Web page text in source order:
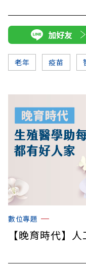
加好友
老年 疫苗
數位專題
【晚育時代】